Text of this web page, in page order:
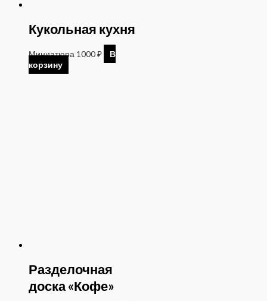
Кукольная кухня
Миниатюра 1000₽
В
корзину
Разделочная
доска «Кофе»